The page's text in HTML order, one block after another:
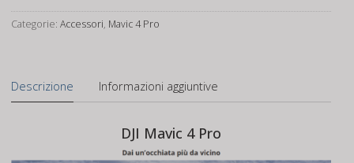
Piano
Mavic
4
Categorie: Accessori, Mavic 4 Pro
Descrizione Informazioni aggiuntive
DJI Mavic 4 Pro